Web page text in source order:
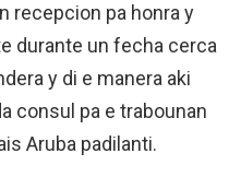
recepcion pa honra y
durante un fecha cerca
y di e manera aki
consul pa e trabounan
Aruba padilanti.